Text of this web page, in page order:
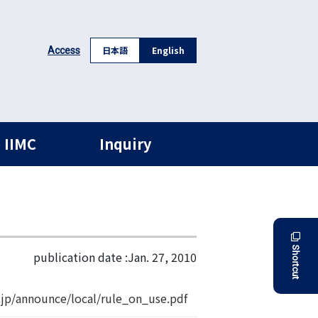
Access 日本語 English
Inquiry
publication date :Jan. 27, 2010
announce/local/rule_on_use.pdf
Shortcut